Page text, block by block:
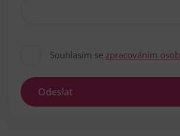
Souhlasím se zpracováním
Odeslat